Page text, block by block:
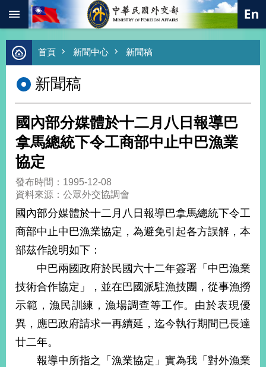
跳到主要內容區塊
進
階
尋
熱
總
合
外
交
價
值
外
交
濟
不
落
國
台
首頁 新聞中心 新聞稿
新聞稿
國內部分媒體於十二月八日報導巴
拿馬總統下令工商部中止中巴漁業
協定
發布時間：1995-12-08
資料來源：公眾外交協調會
國內部分媒體於十二月八日報導巴拿馬總統下令工
商部中止中巴漁業協定，為避免引起各方誤解，本
部茲作說明如下：
中巴兩國政府於民國六十二年簽署「中巴漁業
技術合作協定」，並在巴國派駐漁技團，從事漁撈
示範，漁民訓練，漁場調查等工作。由於表現優
異，應巴政府請求一再續延，迄今執行期間已長達
廿二年。
報導中所指之「漁業協定」實為我「對外漁業